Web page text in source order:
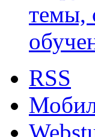
темы,
RSS